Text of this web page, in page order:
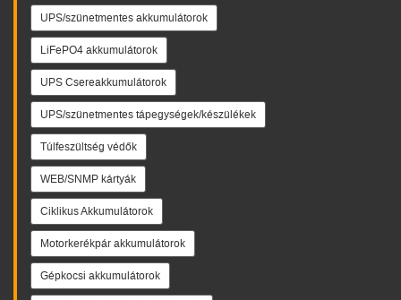
UPS/szünetmentes akkumulátorok
LiFePO4 akkumulátorok
UPS Csereakkumulátorok
UPS/szünetmentes tápegységek/készülékek
Túlfeszültség védők
WEB/SNMP kártyák
Ciklikus Akkumulátorok
Motorkerékpár akkumulátorok
Gépkocsi akkumulátorok